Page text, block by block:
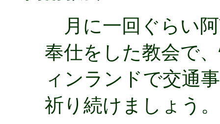
月に一回ぐらい
奉仕をした教会で
ィンランドで交通
祈り続けましょう。